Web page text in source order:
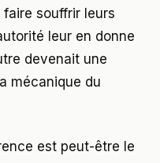
souffrir leurs
leur en donne
devenait une
mécanique du
est peut-être le